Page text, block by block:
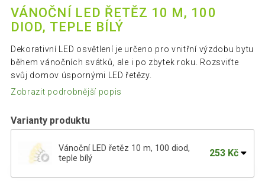
VÁNOČNÍ LED ŘETĚZ 10 M, 100
DIOD, TEPLE BÍLÝ
Dekorativní LED osvětlení je určeno pro vnitřní výzdobu bytu
během vánočních svátků, ale i po zbytek roku. Rozsviťte
svůj domov úspornými LED řetězy.
Zobrazit podrobnější popis
Varianty produktu
Vánoční LED řetěz 10 m, 100 diod,
teple bílý
253 Kč